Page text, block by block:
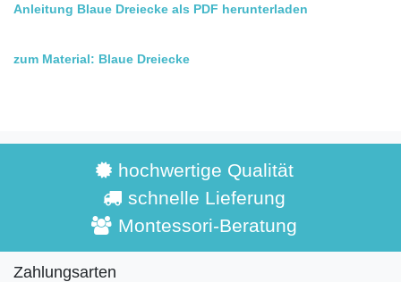
Anleitung Blaue Dreiecke als PDF herunterladen
zum Material: Blaue Dreiecke
hochwertige Qualität
schnelle Lieferung
Montessori-Beratung
Zahlungsarten